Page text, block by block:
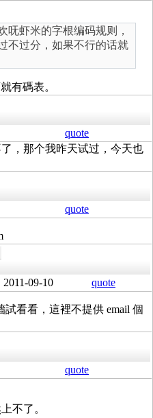
呒虾米的字根编码规则，
不过分，如果不行的话就
有碼表。
quote
，那个我昨天试过，今天也
quote
2011-09-10 quote
看看，這裡不提供 email 個
quote
不了。